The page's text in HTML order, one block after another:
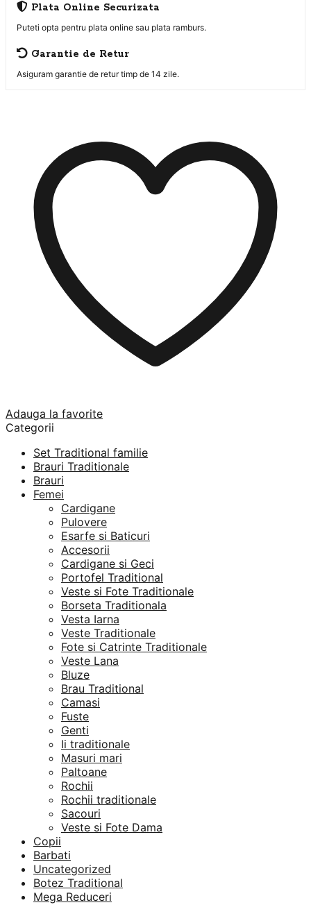
Plata Online Securizata
Puteti opta pentru plata online sau plata ramburs.
Garantie de Retur
Asiguram garantie de retur timp de 14 zile.
Adauga la favorite
Categorii
Set Traditional familie
Brauri Traditionale
Brauri
Femei
Cardigane
Pulovere
Esarfe si Baticuri
Accesorii
Cardigane si Geci
Portofel Traditional
Veste si Fote Traditionale
Borseta Traditionala
Vesta Iarna
Veste Traditionale
Fote si Catrinte Traditionale
Veste Lana
Bluze
Brau Traditional
Camasi
Fuste
Genti
Ii traditionale
Masuri mari
Paltoane
Rochii
Rochii traditionale
Sacouri
Veste si Fote Dama
Copii
Barbati
Uncategorized
Botez Traditional
Mega Reduceri